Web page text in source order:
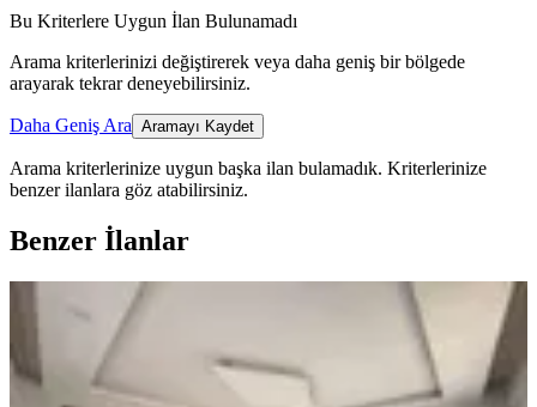
Bu Kriterlere Uygun İlan Bulunamadı
Arama kriterlerinizi değiştirerek veya daha geniş bir bölgede
arayarak tekrar deneyebilirsiniz.
Daha Geniş Ara Aramayı Kaydet
Arama kriterlerinize uygun başka ilan bulamadık. Kriterlerinize
benzer ilanlara göz atabilirsiniz.
Benzer İlanlar
Ilıcada 2+1 Havuzlu Ayrı Mutfaklı